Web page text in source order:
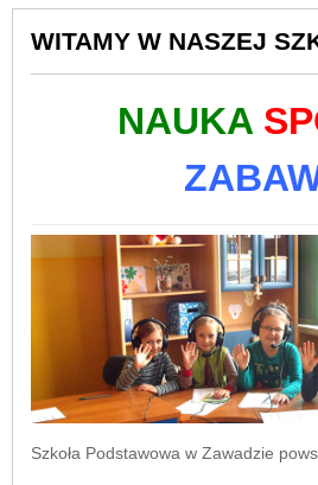
WITAMY W NASZEJ
NAUKA
Szkoła Podstawowa w Zawadzie